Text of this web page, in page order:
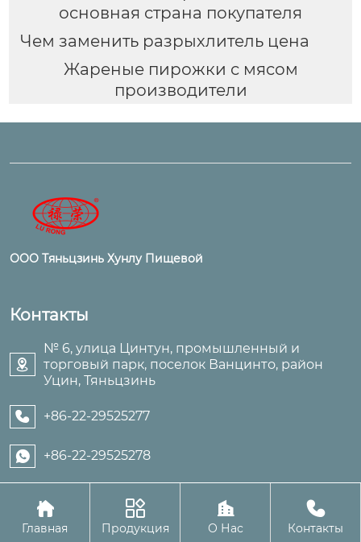
основная страна покупателя
Чем заменить разрыхлитель цена
Жареные пирожки с мясом
производители
ООО Тяньцзинь Хунлу Пищевой
Контакты

№ 6, улица Цинтун, промышленный и
торговый парк, поселок Ванцинто, район
Уцин, Тяньцзинь
 +86-22-29525277
 +86-22-29525278
Авторское право©ООО Тяньцзинь Хунлу Пищевой

Главная

Продукция

О Нас

Контакты